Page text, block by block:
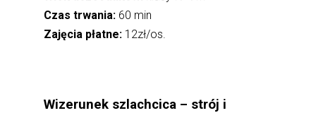
Czas trwania: 60 min
Zajęcia płatne: 12zł/os.
Wizerunek szlachcica – strój i